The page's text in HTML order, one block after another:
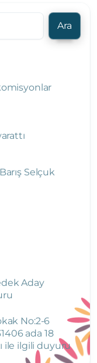
Ara
Selçuk
Aday
No:2-6
ada 18
ile ilgili duyuru